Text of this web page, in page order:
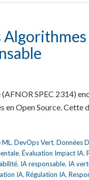
Algorithmes
SPEC 2314)
Open Source. Cette
ML, DevOps Vert, Données
, Évaluation Impact IA,
, IA responsable, IA
IA, Régulation IA,